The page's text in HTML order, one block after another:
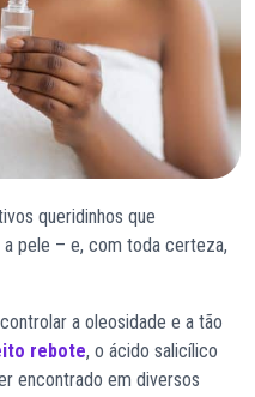
queridinhos que
pele – e, com toda certeza,
a oleosidade e a tão
rebote, o ácido salicílico
encontrado em diversos